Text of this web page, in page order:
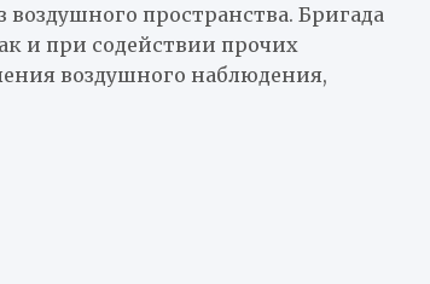
пространства. Бригада
и при содействии прочих
воздушного наблюдения,